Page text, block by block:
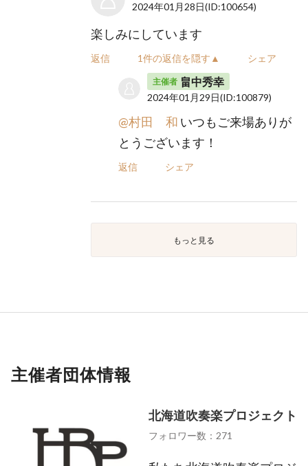
2024年01月28日(ID:100654)
楽しみにしています
返信 1件の返信を隠す▲ シェア
主催者 畠中秀幸
2024年01月29日(ID:100879)
@村田 和 いつもご来場ありが
とうございます！
返信 シェア
もっと見る
主催者団体情報
北海道吹奏楽プロジェクト
フォロワー数：271